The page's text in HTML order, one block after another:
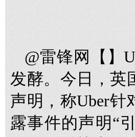
@雷锋网【】
发酵。今日，英
声明，称Uber针
露事件的声明“